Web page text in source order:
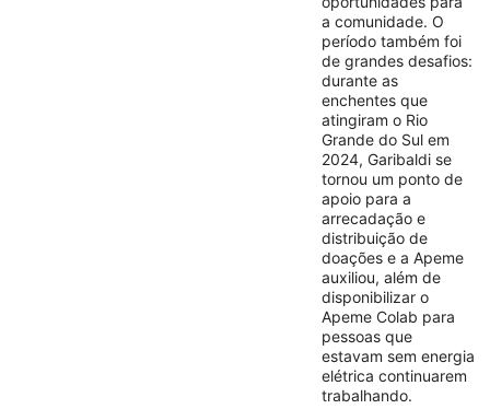
a comunidade. O
período também foi
de grandes desafios:
durante as
enchentes que
atingiram o Rio
Grande do Sul em
2024, Garibaldi se
tornou um ponto de
apoio para a
arrecadação e
distribuição de
doações e a Apeme
auxiliou, além de
disponibilizar o
Apeme Colab para
pessoas que
estavam sem energia
elétrica continuarem
trabalhando.